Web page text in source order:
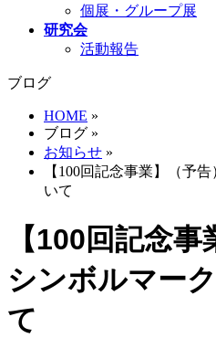
個展・グループ展
研究会
活動報告
ブログ
HOME »
ブログ »
お知らせ »
【100回記念事業】（予
いて
【100回記念事
シンボルマー
て